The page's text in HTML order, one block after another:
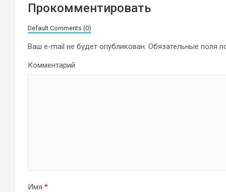
Прокомментировать
Default Comments (0)
Ваш e-mail не будет опубликован. Обязательные поля
Комментарий
Имя *